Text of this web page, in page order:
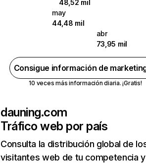
48,52 mil
may
44,48 mil
abr
73,95 mil
Consigue información de
10 veces más información diaria. ¡Gratis!
dauning.com
Tráfico web por país
Consulta la distribución global de
visitantes web de tu competencia y